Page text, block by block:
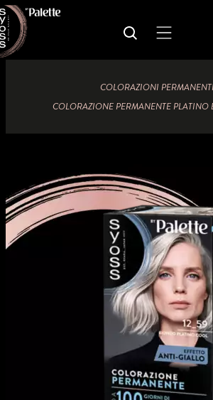
COLORAZIONI PERMANENTI
COLORAZIONE PERMANENTE PLATINO